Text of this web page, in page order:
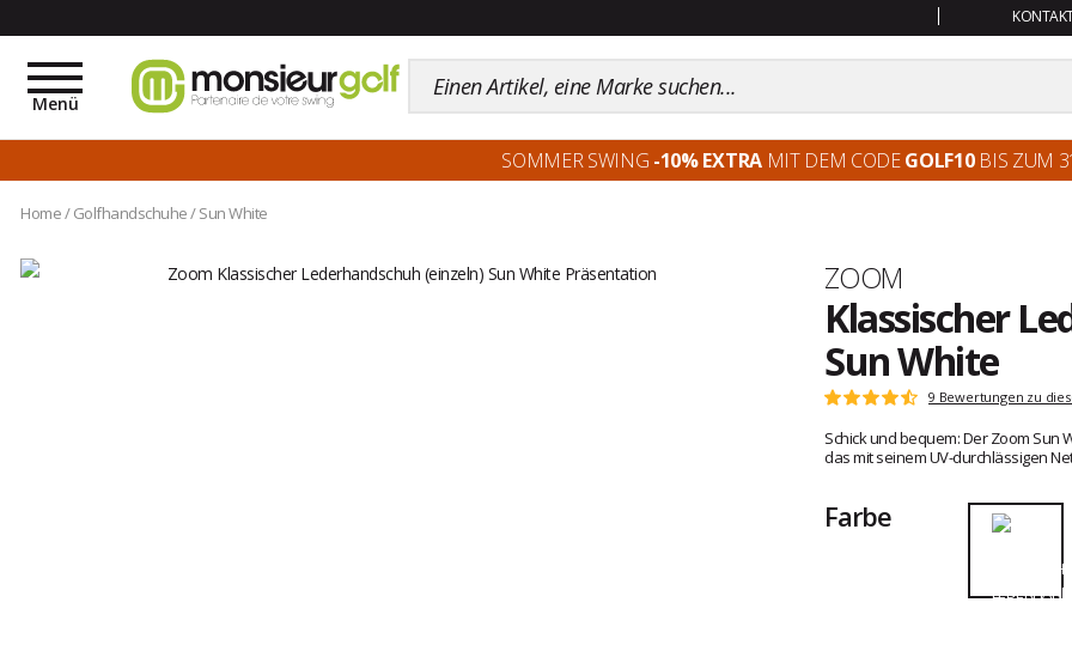
Toggle
navigation
Menü
SOMMER SWING -10% EXTRAMIT DEM CODEGOLF10BIS ZUM
Home/ Golfhandschuhe/Sun White
Marke
ZOOM
Klassischer
Sun White
Kundenbewertungen
Note:
4.6
von
5
9 Bewertungen zu
Schick und bequem: Der Zoom
das mit seinem UV-durchlässigen
Farbe